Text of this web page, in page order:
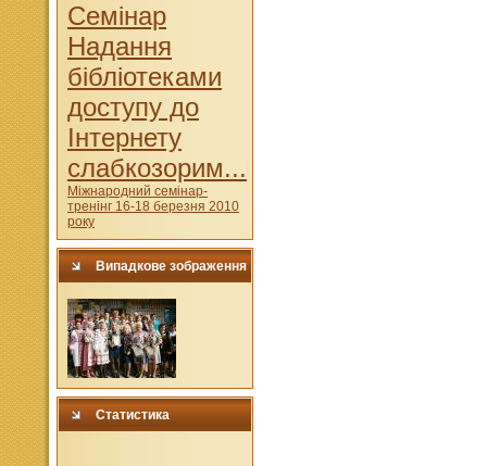
Cемінар
Надання
бібліотеками
доступу до
Інтернету
слабкозорим...
Міжнародний семінар-
тренінг 16-18 березня 2010
року
Випадкове зображення
Статистика